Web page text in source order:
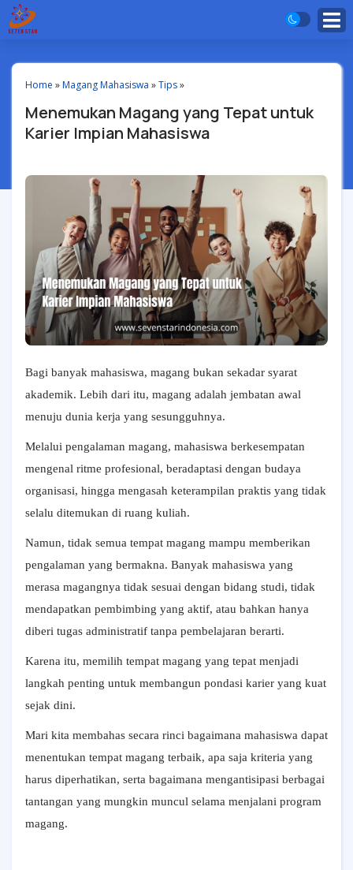
Home »Magang Mahasiswa »Tips»
Menemukan Magang yang Tepat untuk
Karier Impian Mahasiswa
Bagi banyak mahasiswa, magang bukan sekadar syarat
akademik. Lebih dari itu, magang adalah jembatan awal
menuju dunia kerja yang sesungguhnya.
Melalui pengalaman magang, mahasiswa berkesempatan
mengenal ritme profesional, beradaptasi dengan budaya
organisasi, hingga mengasah keterampilan praktis yang tidak
selalu ditemukan di ruang kuliah.
Namun, tidak semua tempat magang mampu memberikan
pengalaman yang bermakna. Banyak mahasiswa yang
merasa magangnya tidak sesuai dengan bidang studi, tidak
mendapatkan pembimbing yang aktif, atau bahkan hanya
diberi tugas administratif tanpa pembelajaran berarti.
Karena itu, memilih tempat magang yang tepat menjadi
langkah penting untuk membangun pondasi karier yang kuat
sejak dini.
Mari kita membahas secara rinci bagaimana mahasiswa dapat
menentukan tempat magang terbaik, apa saja kriteria yang
harus diperhatikan, serta bagaimana mengantisipasi berbagai
tantangan yang mungkin muncul selama menjalani program
magang.